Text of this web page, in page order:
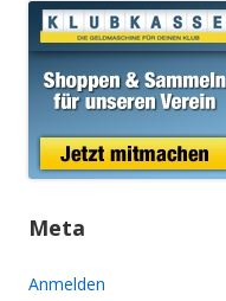
Meta
Anmelden